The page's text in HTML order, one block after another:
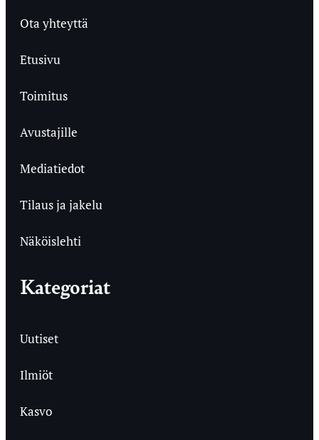
Ota yhteyttä
Etusivu
Toimitus
Avustajille
Mediatiedot
Tilaus ja jakelu
Näköislehti
Kategoriat
Uutiset
Ilmiöt
Kasvo